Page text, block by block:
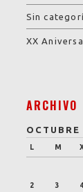
Sin
XX
ARCHIVO
OCTUBRE
L M
2 3 4